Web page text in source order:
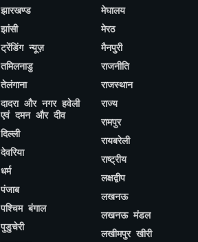
झारखण्ड
झांसी
ट्रेंडिंग न्यूज़
तमिलनाडु
तेलंगाना
दादरा और नगर हवेली
एवं दमन और दीव
दिल्ली
देवरिया
धर्म
पंजाब
पश्चिम बंगाल
पुडुचेरी
मेघालय
मेरठ
मैनपुरी
राजनीति
राजस्थान
राज्य
रामपुर
रायबरेली
राष्ट्रीय
लक्षद्वीप
लखनऊ
लखनऊ मंडल
लखीमपुर खीरी